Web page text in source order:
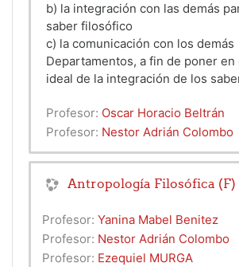
b) la integración con las demás
saber filosófico
c) la comunicación con los demás
Departamentos, a fin de poner en
ideal de la integración de los
Profesor: Oscar Horacio Beltrán
Profesor: Nestor Adrián Colombo
Antropología Filosófica (F)
Profesor: Yanina Mabel Benitez
Profesor: Nestor Adrián Colombo
Profesor: Ezequiel MURGA